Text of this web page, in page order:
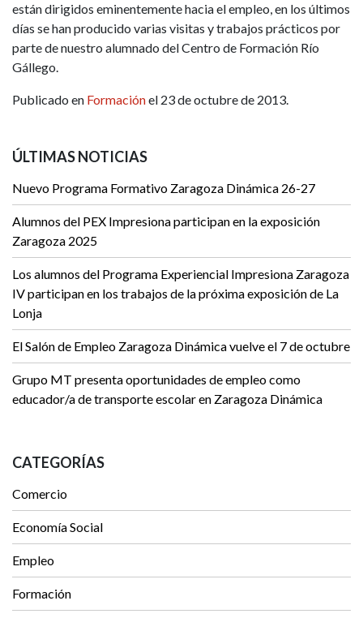
están dirigidos eminentemente hacia el empleo, en los últimos
días se han producido varias visitas y trabajos prácticos por
parte de nuestro alumnado del Centro de Formación Río
Gállego.
Publicado en Formaciónel 23 de octubre de 2013.
ÚLTIMAS NOTICIAS
Nuevo Programa Formativo Zaragoza Dinámica 26-27
Alumnos del PEX Impresiona participan en la exposición
Zaragoza 2025
Los alumnos del Programa Experiencial Impresiona Zaragoza
IV participan en los trabajos de la próxima exposición de La
Lonja
El Salón de Empleo Zaragoza Dinámica vuelve el 7 de octubre
Grupo MT presenta oportunidades de empleo como
educador/a de transporte escolar en Zaragoza Dinámica
CATEGORÍAS
Comercio
Economía Social
Empleo
Formación